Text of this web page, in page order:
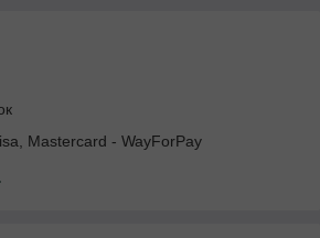
Mastercard - WayForPay